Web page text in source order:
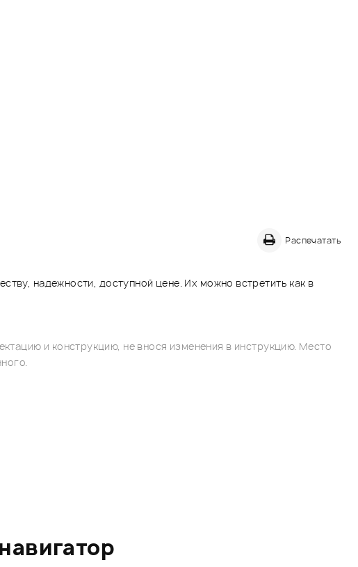
Распечатать
надежности, доступной цене. Их можно встретить как в
и конструкцию, не внося изменения в инструкцию. Место